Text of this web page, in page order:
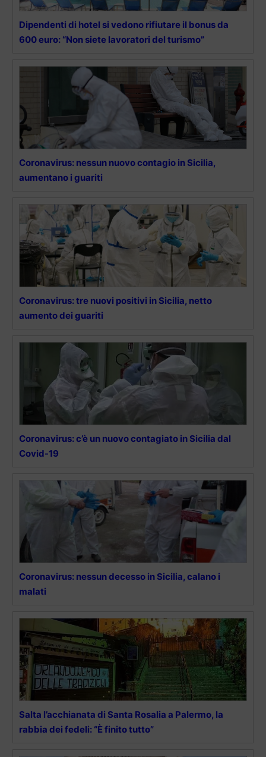
Dipendenti di hotel si vedono rifiutare il bonus da
600 euro: “Non siete lavoratori del turismo”
Coronavirus: nessun nuovo contagio in Sicilia,
aumentano i guariti
Coronavirus: tre nuovi positivi in Sicilia, netto
aumento dei guariti
Coronavirus: c’è un nuovo contagiato in Sicilia dal
Covid-19
Coronavirus: nessun decesso in Sicilia, calano i
malati
Salta l’acchianata di Santa Rosalia a Palermo, la
rabbia dei fedeli: “È finito tutto”